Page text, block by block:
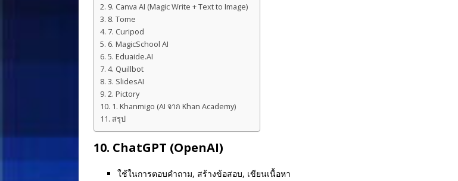
9. Canva AI (Magic Write + Text to Image)
8. Tome
7. Curipod
6. MagicSchool AI
5. Eduaide.AI
4. Quillbot
3. SlidesAI
2. Pictory
1. Khanmigo (AI จาก Khan Academy)
สรุป
10. ChatGPT (OpenAI)
ใช้ในการตอบคำถาม, สร้างข้อสอบ, เขียนเนื้อหา